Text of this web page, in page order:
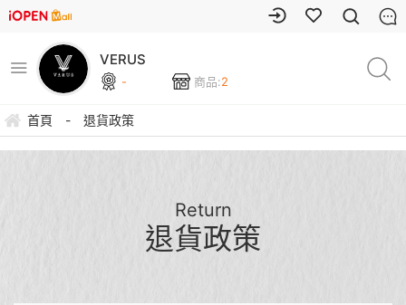
VERUS
- 商品:2
首頁 - 退貨政策
Return
退貨政策